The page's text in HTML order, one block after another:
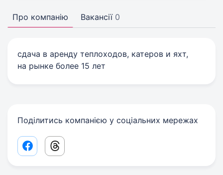
Про компанію Вакансії 0
сдача в аренду теплоходов, катеров и яхт,
на рынке более 15 лет
Поділитись компанією у соціальних мережах
Facebook share link
Threads share link